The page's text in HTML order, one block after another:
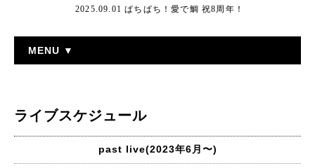
2025.09.01 ぱちぱち！愛で鯛 祝8周年！
MENU ▼
ライブスケジュール
past live(2023年6月〜)